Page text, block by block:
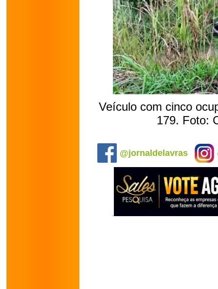
Veículo com cinco
179. Foto:
@jornaldelavras